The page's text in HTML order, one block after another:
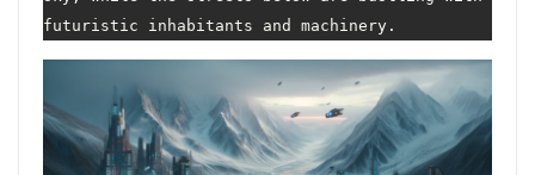
futuristic inhabitants and machinery.